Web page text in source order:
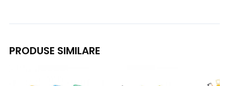
PRODUSE SIMILARE